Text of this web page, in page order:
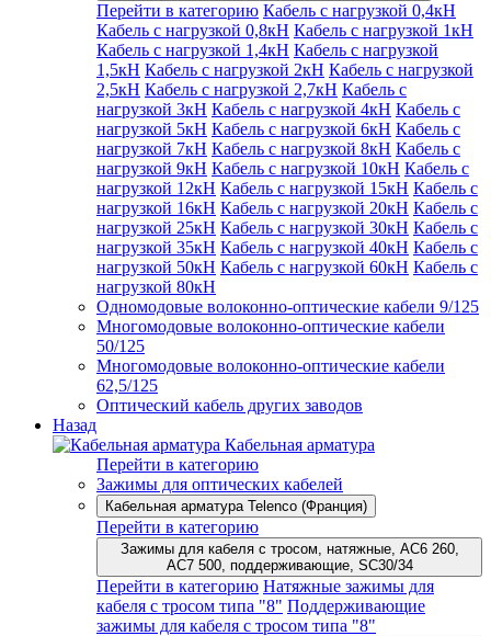
Перейти в категорию Кабель с нагрузкой 0,4кН
Кабель с нагрузкой 0,8кН Кабель с нагрузкой 1кН
Кабель с нагрузкой 1,4кН Кабель с нагрузкой
1,5кН Кабель с нагрузкой 2кН Кабель с нагрузкой
2,5кН Кабель с нагрузкой 2,7кН Кабель с
нагрузкой 3кН Кабель с нагрузкой 4кН Кабель с
нагрузкой 5кН Кабель с нагрузкой 6кН Кабель с
нагрузкой 7кН Кабель с нагрузкой 8кН Кабель с
нагрузкой 9кН Кабель с нагрузкой 10кН Кабель с
нагрузкой 12кН Кабель с нагрузкой 15кН Кабель с
нагрузкой 16кН Кабель с нагрузкой 20кН Кабель с
нагрузкой 25кН Кабель с нагрузкой 30кН Кабель с
нагрузкой 35кН Кабель с нагрузкой 40кН Кабель с
нагрузкой 50кН Кабель с нагрузкой 60кН Кабель с
нагрузкой 80кН
Одномодовые волоконно-оптические кабели 9/125
Многомодовые волоконно-оптические кабели
50/125
Многомодовые волоконно-оптические кабели
62,5/125
Оптический кабель других заводов
Назад
Кабельная арматура
Перейти в категорию
Зажимы для оптических кабелей
Кабельная арматура Telenco (Франция)
Перейти в категорию
Зажимы для кабеля с тросом, натяжные, AC6 260,
AC7 500, поддерживающие, SC30/34
Перейти в категорию Натяжные зажимы для
кабеля с тросом типа "8" Поддерживающие
зажимы для кабеля с тросом типа "8"